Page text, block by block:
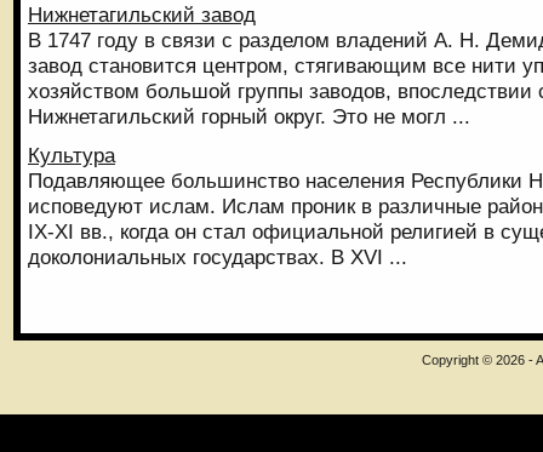
Нижнетагильский завод
В 1747 году в связи с разделом владений А. Н.
завод становится центром, стягивающим все нити
хозяйством большой группы заводов, впоследствии
Нижнетагильский горный округ. Это не могл ...
Культура
Подавляющее большинство населения Республики
исповедуют ислам. Ислам проник в различные
IX-XI вв., когда он стал официальной религией в
доколониальных государствах. В XVI ...
Copyright © 2026 -